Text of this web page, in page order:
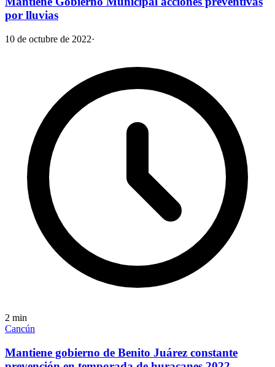
por lluvias
10 de octubre de 2022·
2 min
Cancún
Mantiene gobierno de Benito Juárez constante